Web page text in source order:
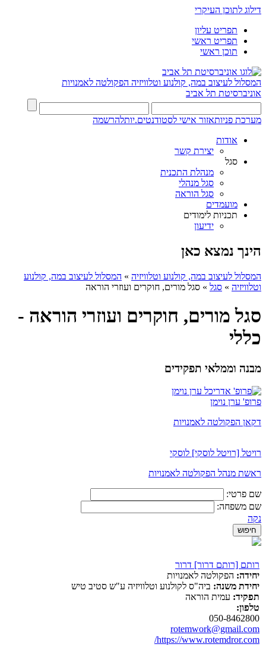
דילוג לתוכן העיקרי
תפריט עליון
תפריט ראשי
תוכן ראשי
המסלול לעיצוב במה, קולנוע וטלוויזיה הפקולטה לאמנויות
אוניברסיטת תל אביב
מערכת פניותאזור אישי לסטודנטים.יותלהרשמה
אודות
יצירת קשר
סגל
מנהלת התכנית
סגל מנהלי
סגל הוראה
מועמדים
תכניות לימודים
ידיעון
הינך נמצא כאן
המסלול לעיצוב במה, קולנוע וטלוויזיה » המסלול לעיצוב במה, קולנוע
וטלוויזיה » סגל » סגל מורים, חוקרים ועוזרי הוראה
סגל מורים, חוקרים ועוזרי הוראה -
כללי
מבנה וממלאי תפקידים
פרופ' ערן נוימן
דקאן הפקולטה לאמנויות
רויטל [רויטל לוסקי] לוסקי
ראשת מנהל הפקולטה לאמנויות
שם פרטי:
שם משפחה:
נקה
רותם [רותם דרור] דרור
יחידה: הפקולטה לאמנויות
יחידת משנה: ביה"ס לקולנוע וטלוויזיה ע"ש סטיב טיש
תפקיד: עמית הוראה
טלפון:
050-8462800
rotemwork@gmail.com
https://www.rotemdror.com/